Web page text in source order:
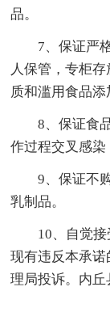
品。
7、保证严
人保管，专柜
质和滥用食品添
8、保证食
作过程交叉感染
9、保证不
乳制品。
10、自觉
现有违反本承
理局投诉。内